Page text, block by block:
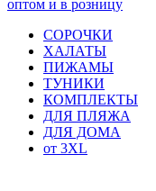
СОРОЧКИ
ХАЛАТЫ
ПИЖАМЫ
ТУНИКИ
КОМПЛЕКТЫ
ДЛЯ ПЛЯЖА
ДЛЯ ДОМА
от 3XL